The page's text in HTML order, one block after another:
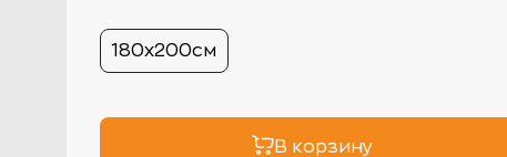
180х200см
В корзину